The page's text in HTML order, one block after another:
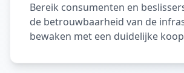
Bereik consumenten en
de betrouwbaarheid van de
bewaken met een duidelijke